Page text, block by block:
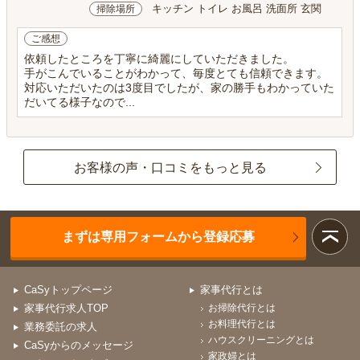
掃除場所 キッチン トイレ お風呂 洗面所 玄関
ご感想
依頼したところを丁寧に綺麗にしていただきました。
手がこんでいることがわかって、毎度とても信頼できます。
対応いただいたのは3度目でしたが、家の勝手もわかっていた
だいてる様子なので...
お客様の声・口コミをもっと見る
まずは専用フォームから登録応募
CaSyトップページ
家事代行求人TOP
業務委託の求人
CaSyからのメッセージ
家事代行とは
お掃除代行とは
お料理代行とは
ハウスクリーニングとは
家政婦とは